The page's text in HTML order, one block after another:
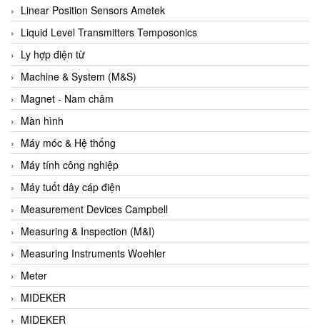
Axiomtek
AZBIL
B&C Electronics
B&R
Babcok wilcox
Baelz Automatic Vietnam
Bahr Modultechnik Vietnam
Balluff
BamBo Vietnam
Barel Vietnam
Barksdale
Bartec
Basco
Baumer
Baumuller Vietnam
Linear Position Sensors Ametek
Liquid Level Transmitters Temposonics
Ly hợp điện từ
Machine & System (M&S)
Magnet - Nam châm
Màn hình
Máy móc & Hệ thống
Máy tính công nghiệp
Máy tuốt dây cáp điện
Measurement Devices Campbell
Measuring & Inspection (M&I)
Measuring Instruments Woehler
Meter
MIDEKER
MIDEKER